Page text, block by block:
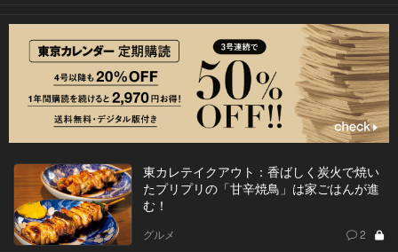
東カレテイクアウト：香ばしく炭火で焼い
たプリプリの「甘辛焼鳥」は家ごはんが進
む！
グルメ 2